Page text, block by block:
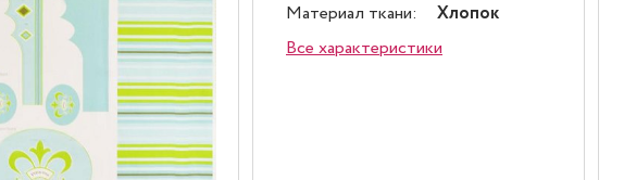
Материал ткани:
Хлопок
Все характеристики